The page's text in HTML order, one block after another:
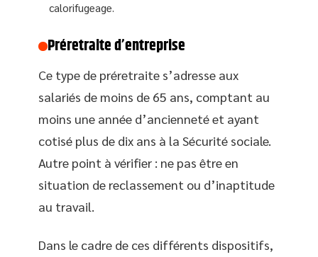
calorifugeage.
Préretraite d’entreprise
Ce type de préretraite s’adresse aux
salariés de moins de 65 ans, comptant au
moins une année d’ancienneté et ayant
cotisé plus de dix ans à la Sécurité sociale.
Autre point à vérifier : ne pas être en
situation de reclassement ou d’inaptitude
au travail.
Dans le cadre de ces différents dispositifs,